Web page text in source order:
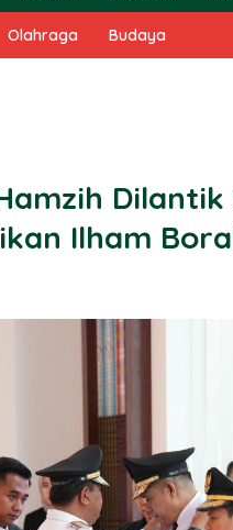
Olahraga Budaya
Ilham